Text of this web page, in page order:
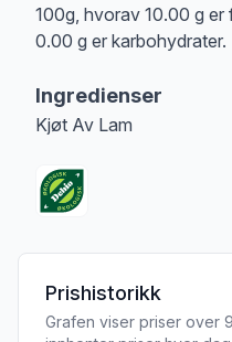
100g, hvorav 10.00 g
0.00 g er karbohydrater.
Ingredienser
Kjøt Av Lam
Prishistorikk
Grafen viser priser over